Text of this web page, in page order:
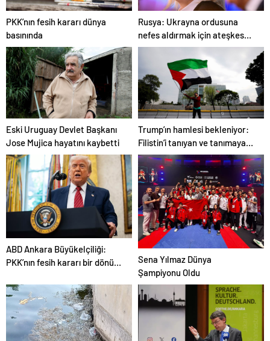
PKK’nın fesih kararı dünya
basınında
Rusya: Ukrayna ordusuna
nefes aldırmak için ateşkes
istiyorlar
Eski Uruguay Devlet Başkanı
Jose Mujica hayatını kaybetti
Trump’ın hamlesi bekleniyor:
Filistin’i tanıyan ve tanımayan
ülkeler hangileri?
ABD Ankara Büyükelçiliği:
PKK’nın fesih kararı bir dönüm
Sena Yılmaz Dünya
Şampiyonu Oldu